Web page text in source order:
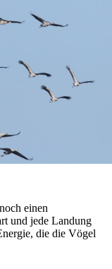
einen
und jede Landung
die die Vögel